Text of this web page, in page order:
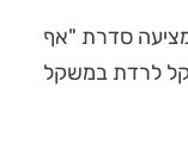
סדרת "אף
קל לרדת במשקל